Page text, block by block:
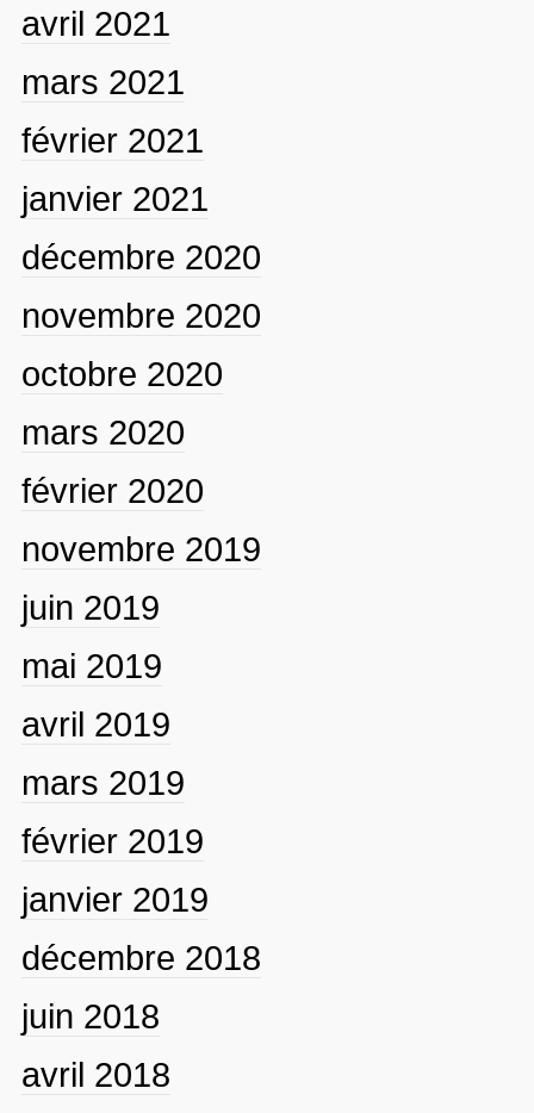
avril 2021
mars 2021
février 2021
janvier 2021
décembre 2020
novembre 2020
octobre 2020
mars 2020
février 2020
novembre 2019
juin 2019
mai 2019
avril 2019
mars 2019
février 2019
janvier 2019
décembre 2018
juin 2018
avril 2018